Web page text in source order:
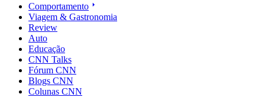
Comportamento
Viagem & Gastronomia
Review
Auto
Educação
CNN Talks
Fórum CNN
Blogs CNN
Colunas CNN